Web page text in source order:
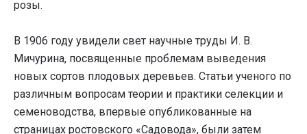
розы.
В 1906 году увидели свет научные труды И. В.
Мичурина, посвященные проблемам выведения
новых сортов плодовых деревьев. Статьи ученого по
различным вопросам теории и практики селекции и
семеноводства, впервые опубликованные на
страницах ростовского «Садовода», были затем